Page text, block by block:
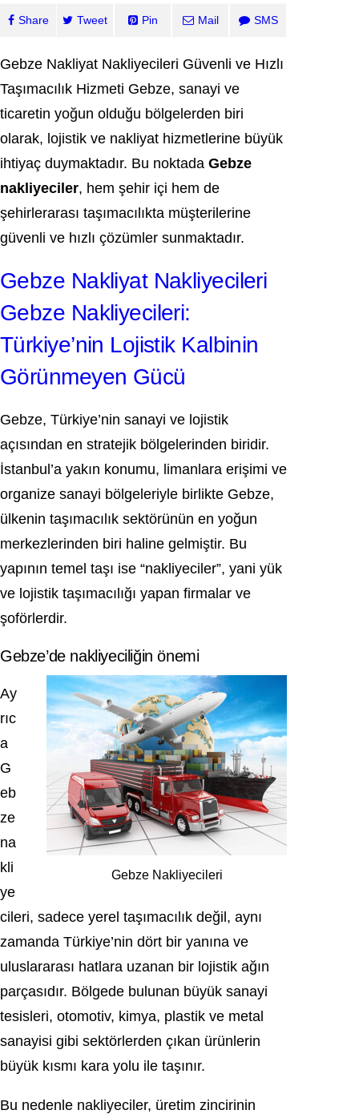
Share Tweet Pin Mail SMS
Gebze Nakliyat Nakliyecileri Güvenli ve Hızlı
Taşımacılık Hizmeti Gebze, sanayi ve
ticaretin yoğun olduğu bölgelerden biri
olarak, lojistik ve nakliyat hizmetlerine büyük
ihtiyaç duymaktadır. Bu noktada Gebze
nakliyeciler, hem şehir içi hem de
şehirlerarası taşımacılıkta müşterilerine
güvenli ve hızlı çözümler sunmaktadır.
Gebze Nakliyat Nakliyecileri
Gebze Nakliyecileri:
Türkiye’nin Lojistik Kalbinin
Görünmeyen Gücü
Gebze, Türkiye’nin sanayi ve lojistik
açısından en stratejik bölgelerinden biridir.
İstanbul’a yakın konumu, limanlara erişimi ve
organize sanayi bölgeleriyle birlikte Gebze,
ülkenin taşımacılık sektörünün en yoğun
merkezlerinden biri haline gelmiştir. Bu
yapının temel taşı ise “nakliyeciler”, yani yük
ve lojistik taşımacılığı yapan firmalar ve
şoförlerdir.
Gebze’de nakliyeciliğin önemi
Gebze Nakliyecileri
Ay
rıc
a
G
eb
ze
na
kli
ye
cileri, sadece yerel taşımacılık değil, aynı
zamanda Türkiye’nin dört bir yanına ve
uluslararası hatlara uzanan bir lojistik ağın
parçasıdır. Bölgede bulunan büyük sanayi
tesisleri, otomotiv, kimya, plastik ve metal
sanayisi gibi sektörlerden çıkan ürünlerin
büyük kısmı kara yolu ile taşınır.
Bu nedenle nakliyeciler, üretim zincirinin